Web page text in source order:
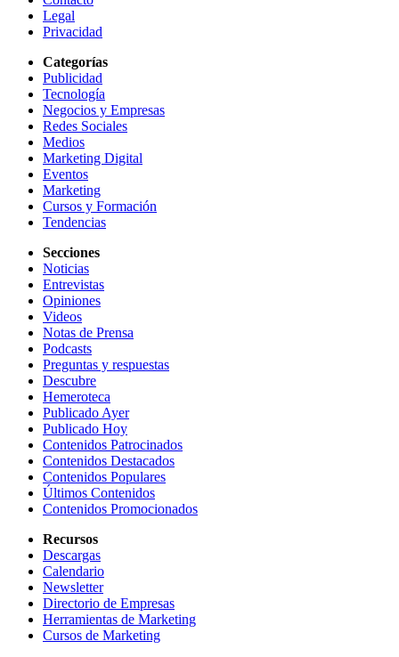
Legal
Privacidad
Categorías
Publicidad
Tecnología
Negocios y Empresas
Redes Sociales
Medios
Marketing Digital
Eventos
Marketing
Cursos y Formación
Tendencias
Secciones
Noticias
Entrevistas
Opiniones
Videos
Notas de Prensa
Podcasts
Preguntas y respuestas
Descubre
Hemeroteca
Publicado Ayer
Publicado Hoy
Contenidos Patrocinados
Contenidos Destacados
Contenidos Populares
Últimos Contenidos
Contenidos Promocionados
Recursos
Descargas
Calendario
Newsletter
Directorio de Empresas
Herramientas de Marketing
Cursos de Marketing